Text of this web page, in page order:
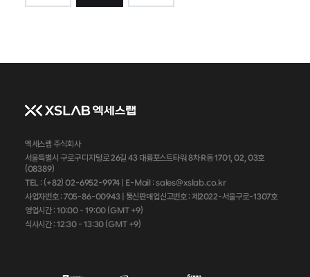
엑세스랩 주식회사
서울특별시 구로구 디지털로 26길 43 대륭포스트타워 8차 R동 1701, 02, 03호
(08389)
TEL : (+82) 02-6952-9974 |
E-Mail : sales@xslab.co.kr
사업자번호 : 705-86-00943| 통신판매업신고번호 : 제2022-서울구로-1307호
영업시간 : 10:00 - 19:00 (GMT +9)
식사시간 : 12:30 - 13:30 (GMT +9)